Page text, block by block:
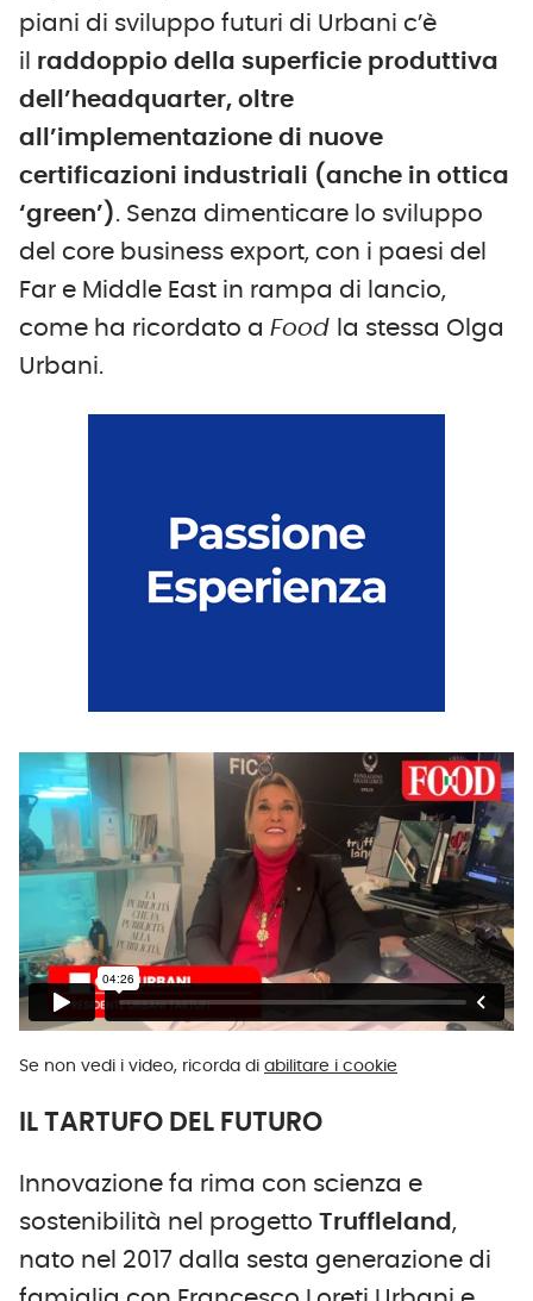
piani di sviluppo futuri di Urbani c’è
il raddoppio della superficie produttiva
dell’headquarter, oltre
all’implementazione di nuove
certificazioni industriali (anche in ottica
‘green’). Senza dimenticare lo sviluppo
del core business export, con i paesi del
Far e Middle East in rampa di lancio,
come ha ricordato a Food la stessa Olga
Urbani.
Se non vedi i video, ricorda di abilitare i cookie
IL TARTUFO DEL FUTURO
Innovazione fa rima con scienza e
sostenibilità nel progetto Truffleland ,
nato nel 2017 dalla sesta generazione di